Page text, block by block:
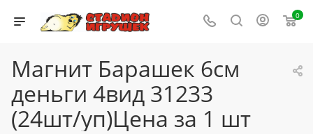
0
Магнит Барашек 6см
деньги 4вид 31233
(24шт/уп)Цена за 1 шт